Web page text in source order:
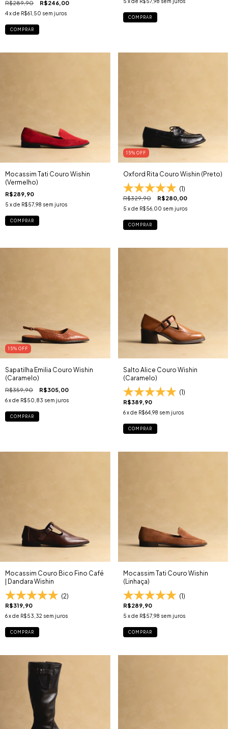
R$289,90 R$246,00
4x de R$61,50 sem juros
COMPRAR
COMPRAR
Mocassim Tati Couro Wishin
(Vermelho)
R$289,90
5 x de R$57,98 sem juros
COMPRAR
15% OFF
Oxford Rita Couro Wishin (Preto)
(1)
R$329,90 R$280,00
5 x de R$56,00 sem juros
COMPRAR
15% OFF
Sapatilha Emilia Couro Wishin
(Caramelo)
R$359,90 R$305,00
6x de R$50,83 sem juros
COMPRAR
Salto Alice Couro Wishin
(Caramelo)
(1)
R$389,90
6 x de R$64,98 sem juros
COMPRAR
Mocassim Couro Bico Fino Café
| Dandara Wishin
(2)
R$319,90
6x de R$53,32 sem juros
COMPRAR
Mocassim Tati Couro Wishin
(Linhaça)
(1)
R$289,90
5 x de R$57,98 sem juros
COMPRAR